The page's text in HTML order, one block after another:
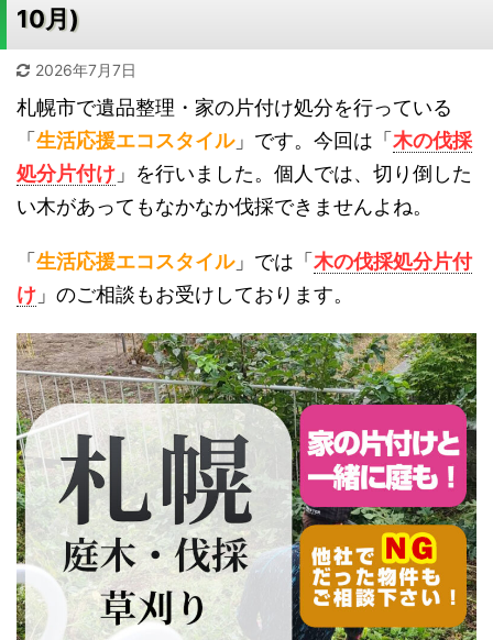
10月)
2026年7月7日
札幌市で遺品整理・家の片付け処分を行っている
「 生活応援エコスタイル」です。今回は「 木の伐採
処分片付け 」を行いました。個人では、切り倒した
い木があってもなかなか伐採できませんよね。
「 生活応援エコスタイル」では「 木の伐採処分片付
け 」のご相談もお受けしております。